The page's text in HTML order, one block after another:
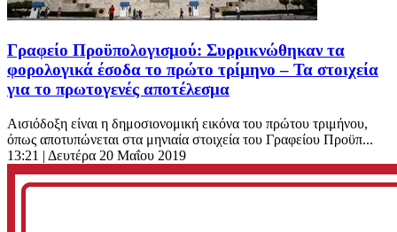
Γραφείο Προϋπολογισμού: Συρρικνώθηκαν τα
φορολογικά έσοδα το πρώτο τρίμηνο – Τα στοιχεία
για το πρωτογενές αποτέλεσμα
Αισιόδοξη είναι η δημοσιονομική εικόνα του πρώτου τριμήνου,
όπως αποτυπώνεται στα μηνιαία στοιχεία του Γραφείου Προϋπ...
13:21 | Δευτέρα 20 Μαΐου 2019